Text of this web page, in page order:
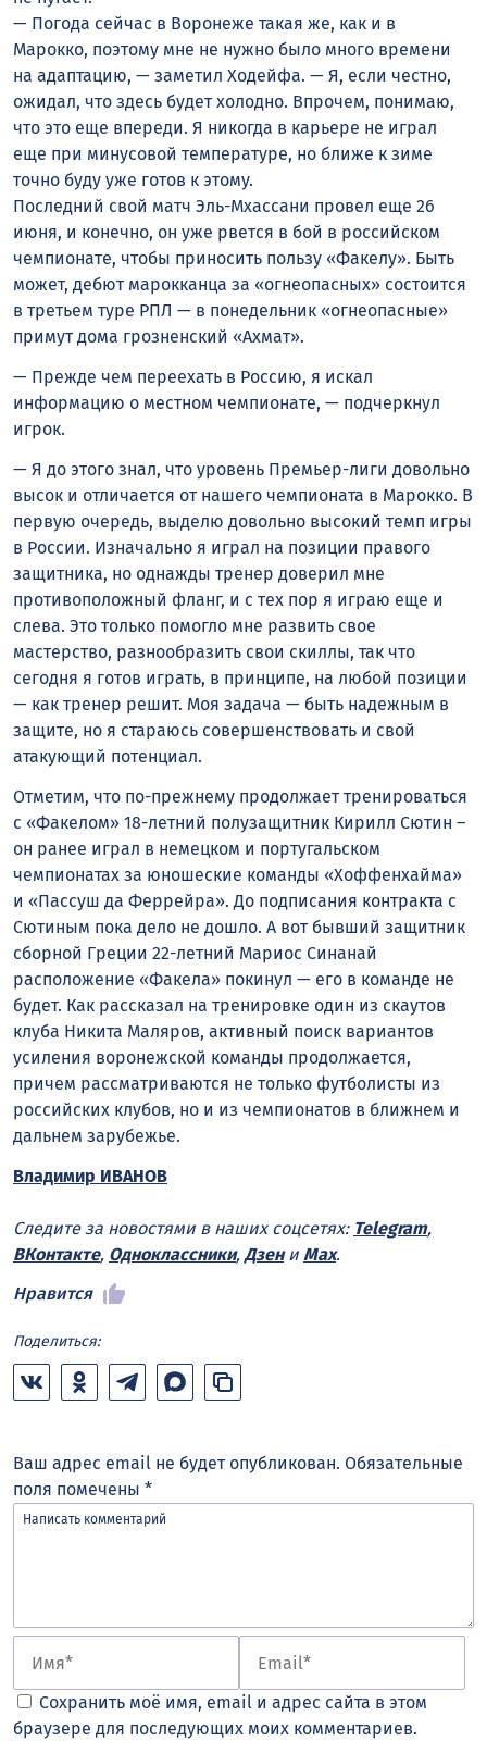
— Погода сейчас в Воронеже такая же, как и в
Марокко, поэтому мне не нужно было много времени
на адаптацию, — заметил Ходейфа. — Я, если честно,
ожидал, что здесь будет холодно. Впрочем, понимаю,
что это еще впереди. Я никогда в карьере не играл
еще при минусовой температуре, но ближе к зиме
точно буду уже готов к этому.
Последний свой матч Эль-Мхассани провел еще 26
июня, и конечно, он уже рвется в бой в российском
чемпионате, чтобы приносить пользу «Факелу». Быть
может, дебют марокканца за «огнеопасных» состоится
в третьем туре РПЛ — в понедельник «огнеопасные»
примут дома грозненский «Ахмат».
— Прежде чем переехать в Россию, я искал
информацию о местном чемпионате, — подчеркнул
игрок.
— Я до этого знал, что уровень Премьер-лиги довольно
высок и отличается от нашего чемпионата в Марокко. В
первую очередь, выделю довольно высокий темп игры
в России. Изначально я играл на позиции правого
защитника, но однажды тренер доверил мне
противоположный фланг, и с тех пор я играю еще и
слева. Это только помогло мне развить свое
мастерство, разнообразить свои скиллы, так что
сегодня я готов играть, в принципе, на любой позиции
— как тренер решит. Моя задача — быть надежным в
защите, но я стараюсь совершенствовать и свой
атакующий потенциал.
Отметим, что по-прежнему продолжает тренироваться
с «Факелом» 18-летний полузащитник Кирилл Сютин –
он ранее играл в немецком и португальском
чемпионатах за юношеские команды «Хоффенхайма»
и «Пассуш да Феррейра». До подписания контракта с
Сютиным пока дело не дошло. А вот бывший защитник
сборной Греции 22-летний Мариос Синанай
расположение «Факела» покинул — его в команде не
будет. Как рассказал на тренировке один из скаутов
клуба Никита Маляров, активный поиск вариантов
усиления воронежской команды продолжается,
причем рассматриваются не только футболисты из
российских клубов, но и из чемпионатов в ближнем и
дальнем зарубежье.
Владимир ИВАНОВ
Следите за новостями в наших соцсетях: Telegram,
ВКонтакте, Одноклассники, Дзени Max.
Нравится
Поделиться:
Ваш адрес email не будет опубликован. Обязательные
поля помечены *
Сохранить моё имя, email и адрес сайта в этом
браузере для последующих моих комментариев.